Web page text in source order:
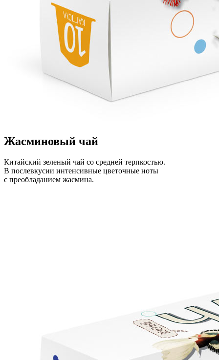
Жасминовый чай
Китайский зеленый чай со средней терпкостью.
В послевкусии интенсивные цветочные ноты
с преобладанием жасмина.